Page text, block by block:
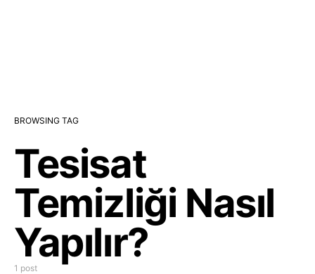
BROWSING TAG
Tesisat
Temizliği Nasıl
Yapılır?
1 post